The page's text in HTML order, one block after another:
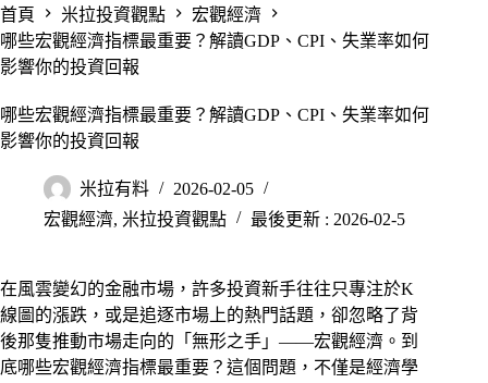
首頁 米拉投資觀點
宏觀經濟
哪些宏觀經濟指標最重要？解讀GDP、CPI、失業率如何
影響你的投資回報
哪些宏觀經濟指標最重要？解讀GDP、CPI、失業率如何
影響你的投資回報
米拉有料
2026-02-05
宏觀經濟, 米拉投資觀點 最後更新 : 2026-02-5
在風雲變幻的金融市場，許多投資新手往往只專注於K
線圖的漲跌，或是追逐市場上的熱門話題，卻忽略了背
後那隻推動市場走向的「無形之手」——宏觀經濟。到
底哪些宏觀經濟指標最重要？這個問題，不僅是經濟學